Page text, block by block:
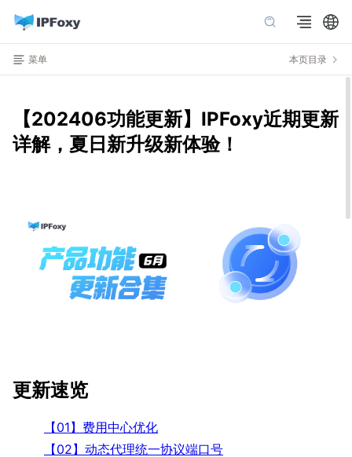
菜单 本页目录
【202406功能更新】IPFoxy近期更新
详解，夏日新升级新体验！
更新速览
【01】费用中心优化
【02】动态代理统一协议端口号